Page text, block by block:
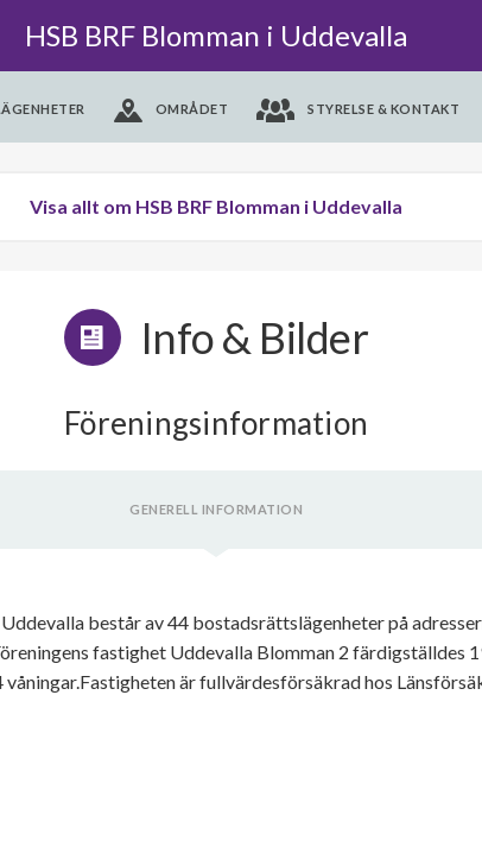
HSB BRF Blomman i Uddevalla
OMRÅDET STYRELSE & KONTAKT
Visa allt om HSB BRF Blomman i Uddevalla
Info & Bilder
Föreningsinformation
GENERELL INFORMATION
består av 44 bostadsrättslägenheter på
fastighet Uddevalla Blomman 2 färdigställdes
är fullvärdesförsäkrad hos